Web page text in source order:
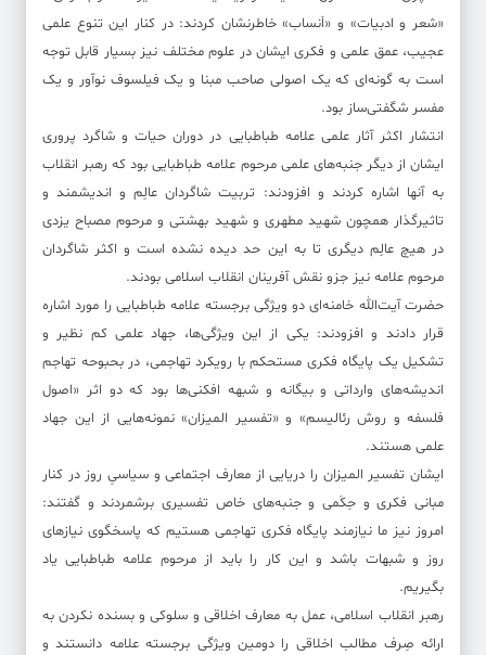
«شعر و ادبیات» و «اَنساب» خاطرنشان کردند: در کنار این تنوع علمی
عجیب، عمق علمی و فکری ایشان در علوم مختلف نیز بسیار قابل توجه
است به گونه‌ای که یک اصولی صاحب مبنا و یک فیلسوف نوآور و یک
مفسر شگفتی‌ساز بود.
انتشار اکثر آثار علمی علامه طباطبایی در دوران حیات و شاگرد پروری
ایشان از دیگر جنبه‌های علمی مرحوم علامه طباطبایی بود که رهبر انقلاب
به آنها اشاره کردند و افزودند: تربیت شاگردان عالِم و اندیشمند و
تاثیرگذار همچون شهید مطهری و شهید بهشتی و مرحوم مصباح یزدی
در هیچ عالِم دیگری تا به این حد دیده نشده است و اکثر شاگردان
مرحوم علامه نیز جزو نقش آفرینان انقلاب اسلامی بودند.
حضرت آیت‌الله خامنه‌ای دو ویژگی برجسته علامه طباطبایی را مورد اشاره
قرار دادند و افزودند: یکی از این ویژگی‌ها، جهاد علمی کم نظیر و
تشکیل یک پایگاه فکری مستحکم با رویکرد تهاجمی، در بحبوحه تهاجم
اندیشه‌های وارداتی و بیگانه و شبهه افکنی‌ها بود که دو اثر «اصول
فلسفه و روش رئالیسم» و «تفسیر المیزان» نمونه‌هایی از این جهاد
علمی هستند.
ایشان تفسیر المیزان را دریایی از معارف اجتماعی و سیاسیِ روز در کنار
مبانی فکری و حِکَمی و جنبه‌های خاص تفسیری برشمردند و گفتند:
امروز نیز ما نیازمند پایگاه فکری تهاجمی هستیم که پاسخگوی نیازهای
روز و شبهات باشد و این کار را باید از مرحوم علامه طباطبایی یاد
بگیریم.
رهبر انقلاب اسلامی، عمل به معارف اخلاقی و سلوکی و بسنده نکردن به
ارائه صِرف مطالب اخلاقی را دومین ویژگی برجسته علامه دانستند و